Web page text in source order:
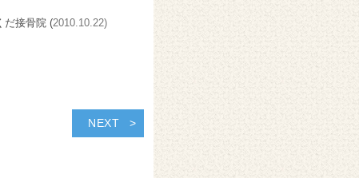
だ接骨院 (2010.10.22)
NEXT